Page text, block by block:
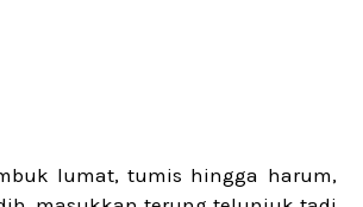
lumat, tumis hingga harum,